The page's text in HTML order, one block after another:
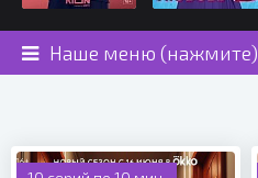
Наше меню (нажмите)